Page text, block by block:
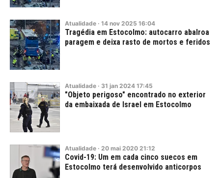
Atualidade · 14 nov 2025 16:04
Tragédia em Estocolmo: autocarro abalroa
paragem e deixa rasto de mortos e feridos
Atualidade · 31 jan 2024 17:45
"Objeto perigoso" encontrado no exterior
da embaixada de Israel em Estocolmo
Atualidade · 20 mai 2020 21:12
Covid-19: Um em cada cinco suecos em
Estocolmo terá desenvolvido anticorpos